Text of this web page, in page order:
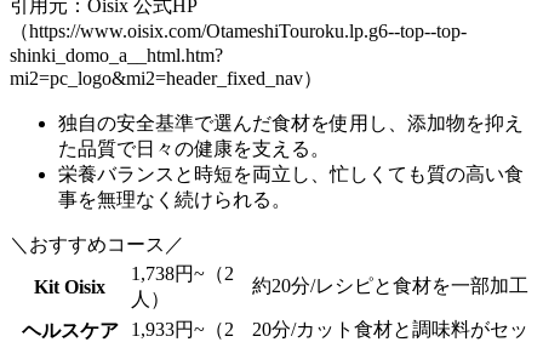
引用元：Oisix 公式HP
（https://www.oisix.com/OtameshiTouroku.lp.g6--top--top-
shinki_domo_a__html.htm?
mi2=pc_logo&mi2=header_fixed_nav）
独自の安全基準で選んだ食材を使用 し、添加物を抑え
た品質で日々の健康を支える。
栄養バランスと時短を両立し、忙しくても質の高い食
事を無理なく続けられる。
＼おすすめコース／
Kit Oisix
1,738円~（2
人）
約20分/レシピと食材を一部加工
ヘルスケア
1,933円~（2
20分/カット食材と調味料がセッ